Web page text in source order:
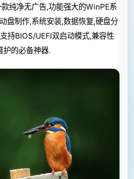
纯净无广告,功能强大的WinPE系
盘制作,系统安装,数据恢复,硬盘分
持BIOS/UEFI双启动模式,兼容性
护的必备神器.